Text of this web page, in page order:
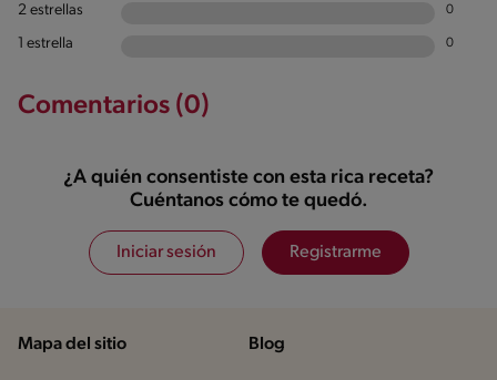
2 estrellas 0
1 estrella 0
Comentarios (0)
¿A quién consentiste con esta rica receta?
Cuéntanos cómo te quedó.
Iniciar sesión Registrarme
Mapa del sitio Blog